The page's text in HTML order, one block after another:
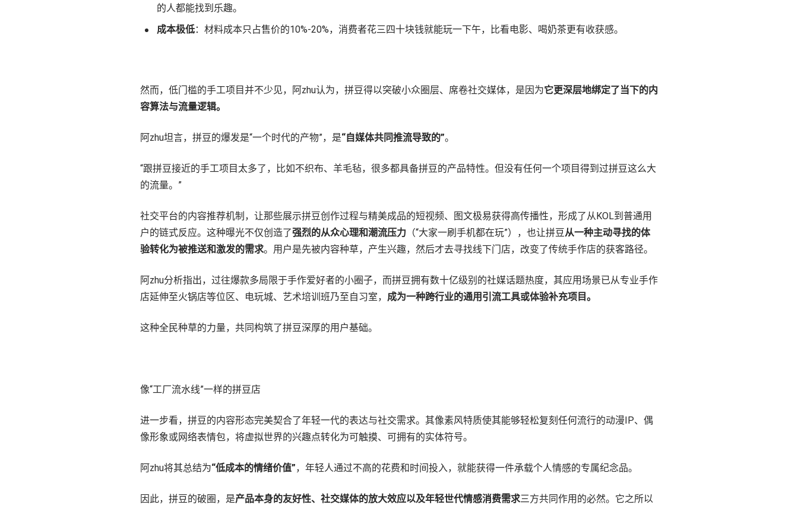
的人都能找到乐趣。
成本极低：材料成本只占售价的10%-20%，消费者花三四十块钱就能玩一下午，比看电影、喝奶茶更有收获感。
然而，低门槛的手工项目并不少见，阿zhu认为，拼豆得以突破小众圈层、席卷社交媒体，是因为它更深层地绑定了当下的内
容算法与流量逻辑。
阿zhu坦言，拼豆的爆发是“一个时代的产物”，是“自媒体共同推流导致的”。
“跟拼豆接近的手工项目太多了，比如不织布、羊毛毡，很多都具备拼豆的产品特性。但没有任何一个项目得到过拼豆这么大
的流量。”
社交平台的内容推荐机制，让那些展示拼豆创作过程与精美成品的短视频、图文极易获得高传播性，形成了从KOL到普通用
户的链式反应。这种曝光不仅创造了强烈的从众心理和潮流压力 （“大家一刷手机都在玩”），也让拼豆从一种主动寻找的体
验转化为被推送和激发的需求。用户是先被内容种草，产生兴趣，然后才去寻找线下门店，改变了传统手作店的获客路径。
阿zhu分析指出，过往爆款多局限于手作爱好者的小圈子，而拼豆拥有数十亿级别的社媒话题热度，其应用场景已从专业手作
店延伸至火锅店等位区、电玩城、艺术培训班乃至自习室， 成为一种跨行业的通用引流工具或体验补充项目。
这种全民种草的力量，共同构筑了拼豆深厚的用户基础。
像“工厂流水线”一样的拼豆店
进一步看，拼豆的内容形态完美契合了年轻一代的表达与社交需求。其像素风特质使其能够轻松复刻任何流行的动漫IP、偶
像形象或网络表情包，将虚拟世界的兴趣点转化为可触摸、可拥有的实体符号。
阿zhu将其总结为“低成本的情绪价值”，年轻人通过不高的花费和时间投入，就能获得一件承载个人情感的专属纪念品。
因此，拼豆的破圈，是产品本身的友好性、社交媒体的放大效应以及年轻世代情感消费需求三方共同作用的必然。它之所以